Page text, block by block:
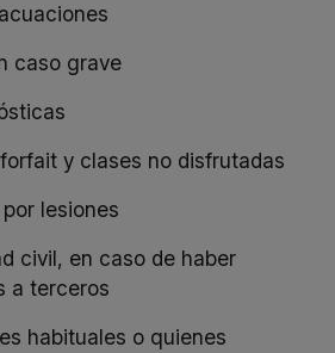
caso grave
y clases no disfrutadas
lesiones
civil, en caso de haber
a terceros
habituales o quienes